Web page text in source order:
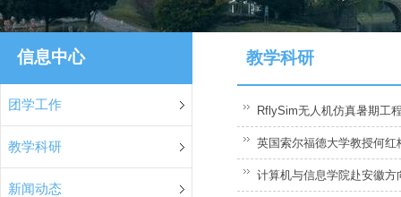
信息中心
团学工作
教学科研
新闻动态
教学科研
RflySim无人机仿真暑期工
英国索尔福德大学教授何
计算机与信息学院赴安徽